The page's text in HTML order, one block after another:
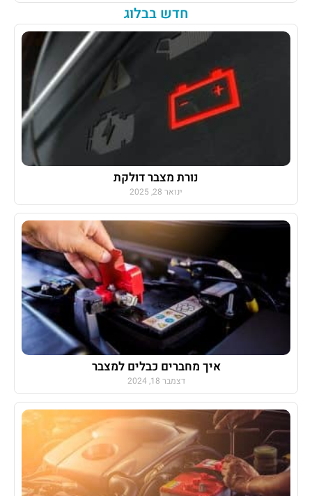
חדש בבלוג
נורת מצבר דולקת
ינואר 28, 2025
איך מחברים כבלים למצבר
דצמבר 18, 2024